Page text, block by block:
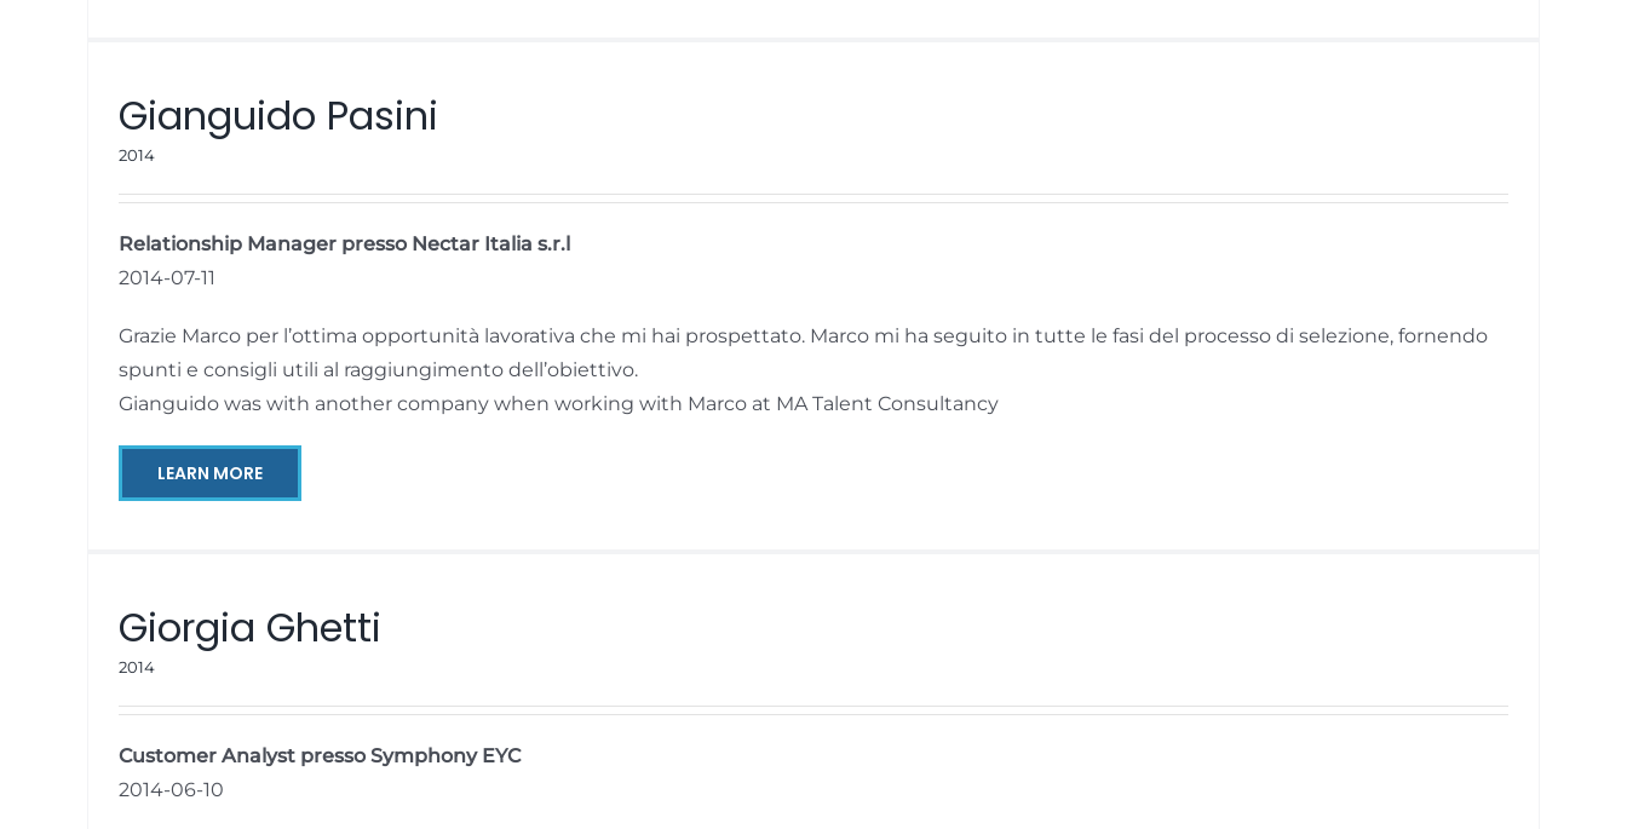
Gianguido Pasini
2014
Relationship Manager presso Nectar Italia s.r.l
2014-07-11
Grazie Marco per l’ottima opportunità lavorativa che mi hai prospettato. Marco mi ha seguito in tutte le fasi del processo di selezione, fornendo
spunti e consigli utili al raggiungimento dell’obiettivo.
Gianguido was with another company when working with Marco at MA Talent Consultancy
LEARN MORE
Giorgia Ghetti
2014
Customer Analyst presso Symphony EYC
2014-06-10